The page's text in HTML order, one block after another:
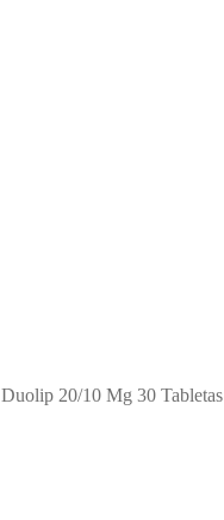
Duolip 20/10 Mg 30 Tabletas